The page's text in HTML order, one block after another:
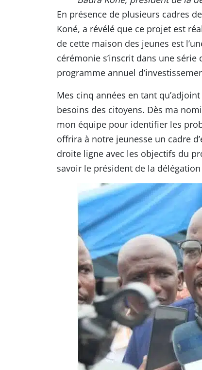
En présence de plusieurs cadres
Koné, a révélé que ce projet est
de cette maison des jeunes est
cérémonie s’inscrit dans une
programme annuel
Mes cinq années en tant
besoins des citoyens. Dès ma
mon équipe pour identifier les
offrira à notre jeunesse un cadre
droite ligne avec les objectifs du
savoir le président de la